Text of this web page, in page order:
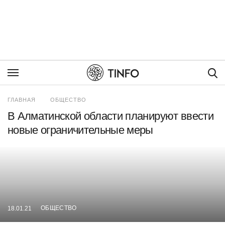
ГЛАВНАЯ ОБЩЕСТВО
В Алматинской области планируют ввести
новые ограничительные меры
18.01.21 ОБЩЕСТВО